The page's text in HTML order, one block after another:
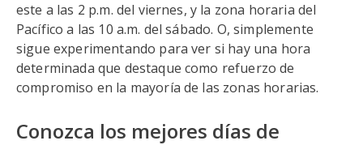
este a las 2 p.m. del viernes, y la zona horaria del
Pacífico a las 10 a.m. del sábado. O, simplemente
sigue experimentando para ver si hay una hora
determinada que destaque como refuerzo de
compromiso en la mayoría de las zonas horarias.
Conozca los mejores días de